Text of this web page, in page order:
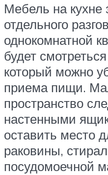
Мебель на кухне
отдельного
однокомнатной
будет
который можно
приема пищи.
пространство
настенными
оставить место
раковины,
посудомоечной